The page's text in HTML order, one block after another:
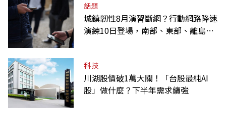
話題
城鎮韌性8月演習斷網？行動網路降速
演練10日登場，南部、東部、離島為
科技
川湖股價破1萬大關！「台股最純AI
股」做什麼？下半年需求續強